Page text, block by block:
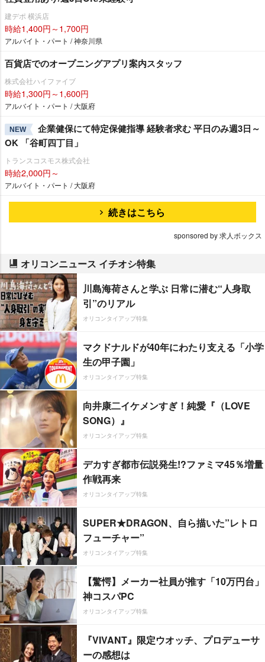
建デポ 横浜店
時給1,400円～1,700円
アルバイト・パート / 神奈川県
百貨店でのオープニングアプリ案内スタッフ
株式会社ハイファイブ
時給1,300円～1,600円
アルバイト・パート / 大阪府
NEW
企業健保にて特定保健指導 経験者求む 平日のみ週3日～
OK 「谷町四丁目」
トランスコスモス株式会社
時給2,000円～
アルバイト・パート / 大阪府
続きはこちら
sponsored by 求人ボックス
オリコンニュース イチオシ特集
川島海荷さんと学ぶ 日常に潜む“人身取
引”のリアル
オリコンタイアップ特集
マクドナルドが40年にわたり支える「小学
生の甲子園」
オリコンタイアップ特集
向井康二イケメンすぎ！純愛『（LOVE
SONG）』
オリコンタイアップ特集
デカすぎ都市伝説発生!?ファミマ45％増量
作戦再来
オリコンタイアップ特集
SUPER★DRAGON、自ら描いた”レトロ
フューチャー”
オリコンタイアップ特集
【驚愕】メーカー社員が推す「10万円台」
神コスパPC
オリコンタイアップ特集
『VIVANT』限定ウオッチ、プロデューサ
ーの感想は